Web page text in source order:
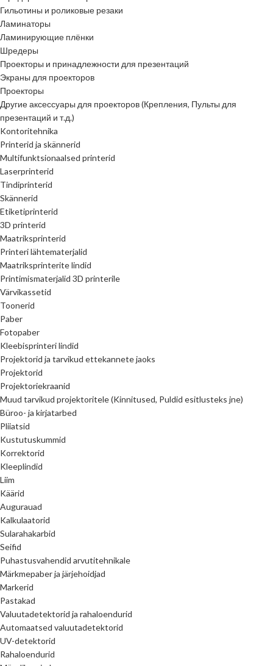
Гильотины и роликовые резаки
Ламинаторы
Ламинирующие плёнки
Шредеры
Проекторы и принадлежности для презентаций
Экраны для проекторов
Проекторы
Другие аксессуары для проекторов (Крепления, Пульты для
презентаций и т.д.)
Kontoritehnika
Printerid ja skännerid
Multifunktsionaalsed printerid
Laserprinterid
Tindiprinterid
Skännerid
Etiketiprinterid
3D printerid
Maatriksprinterid
Printeri lähtematerjalid
Maatriksprinterite lindid
Printimismaterjalid 3D printerile
Värvikassetid
Toonerid
Paber
Fotopaber
Kleebisprinteri lindid
Projektorid ja tarvikud ettekannete jaoks
Projektorid
Projektoriekraanid
Muud tarvikud projektoritele (Kinnitused, Puldid esitlusteks jne)
Büroo- ja kirjatarbed
Pliiatsid
Kustutuskummid
Korrektorid
Kleeplindid
Liim
Käärid
Augurauad
Kalkulaatorid
Sularahakarbid
Seifid
Puhastusvahendid arvutitehnikale
Märkmepaber ja järjehoidjad
Markerid
Pastakad
Valuutadetektorid ja rahaloendurid
Automaatsed valuutadetektorid
UV-detektorid
Rahaloendurid